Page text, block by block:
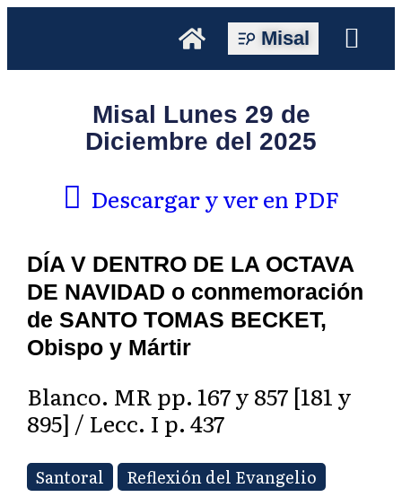
Misal
Misal Lunes 29 de
Diciembre del 2025
Descargar y ver en PDF
DÍA V DENTRO DE LA OCTAVA
DE NAVIDAD o conmemoración
de SANTO TOMAS BECKET,
Obispo y Mártir
Blanco. MR pp. 167 y 857 [181 y
895] / Lecc. I p. 437
Santoral
Reflexión del Evangelio